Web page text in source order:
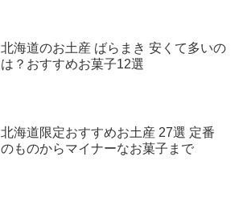
北海道のお土産 ばらまき 安くて多いの
は？おすすめお菓子12選
北海道限定おすすめお土産 27選 定番
のものからマイナーなお菓子まで